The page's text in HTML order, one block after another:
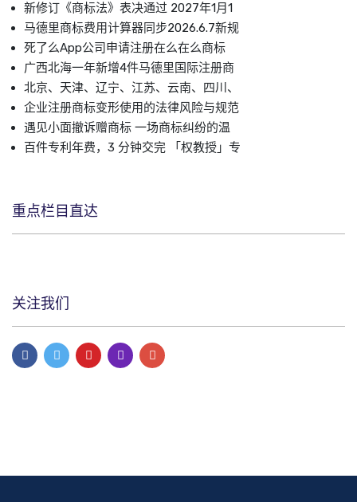
新修订《商标法》表决通过 2027年1月1
马德里商标费用计算器同步2026.6.7新规
死了么App公司申请注册在么在么商标
广西北海一年新增4件马德里国际注册商
北京、天津、辽宁、江苏、云南、四川、
企业注册商标变形使用的法律风险与规范
遇见小面撤诉赠商标 一场商标纠纷的温
百件专利年费，3 分钟交完 「权教授」专
重点栏目直达
关注我们